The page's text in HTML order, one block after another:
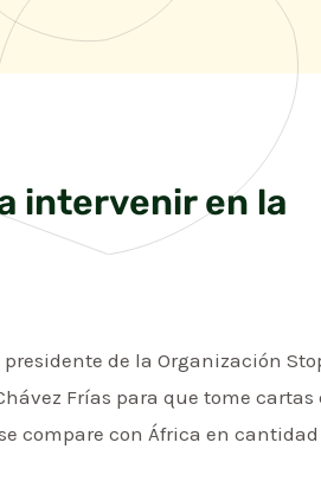
intervenir en la
de la Organización
Frías para que tome cartas
compare con África en cantidad